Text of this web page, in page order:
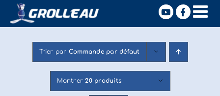
Passer
au
Trier par Commande par défaut
Montrer20 produits